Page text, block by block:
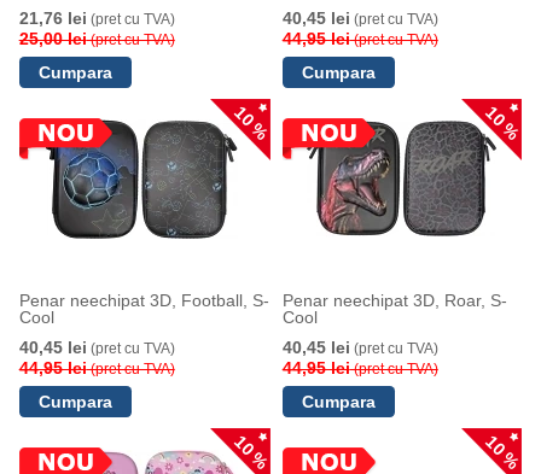
21,76 lei (pret cu TVA)
25,00 lei(pret cu TVA)
40,45 lei (pret cu TVA)
44,95 lei(pret cu TVA)
10 %
Penar neechipat 3D, Football, S-
Cool
40,45 lei (pret cu TVA)
44,95 lei(pret cu TVA)
10 %
Penar neechipat 3D, Roar, S-
Cool
40,45 lei (pret cu TVA)
44,95 lei(pret cu TVA)
10 % 10 %